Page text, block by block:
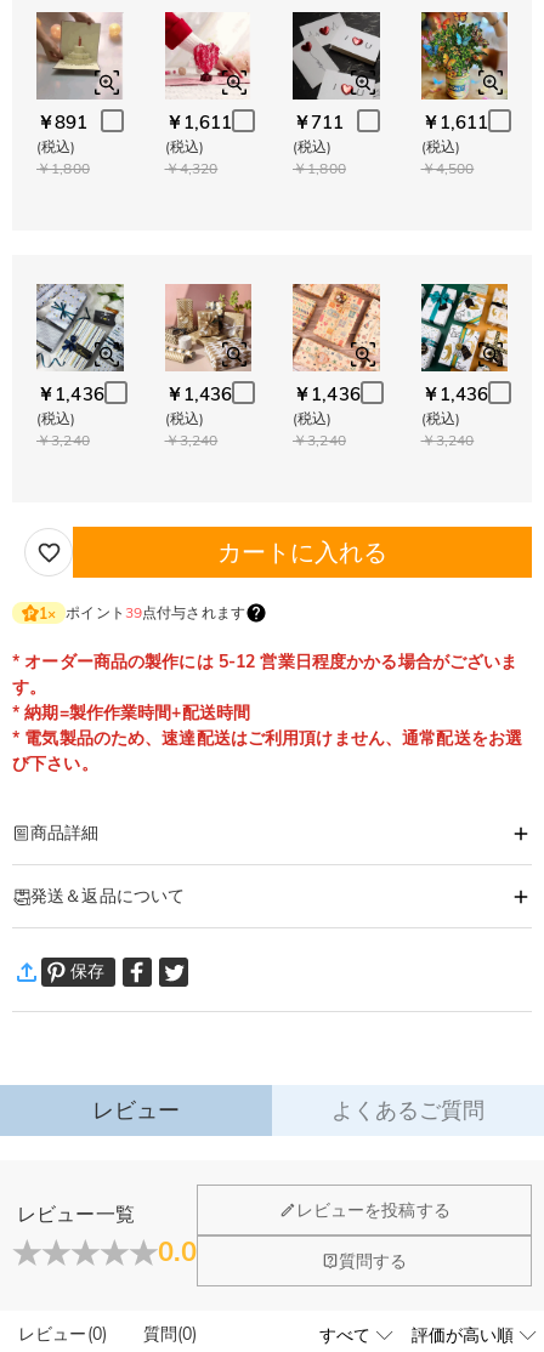
￥891
(税込)
￥1,800
￥1,611
(税込)
￥4,320
￥711
(税込)
￥1,800
￥1,611
(税込)
￥4,500
￥1,436
(税込)
￥3,240
￥1,436
(税込)
￥3,240
￥1,436
(税込)
￥3,240
￥1,436
(税込)
￥3,240
カートに入れる
1× ポイント 39点付与されます
* オーダー商品の製作には 5-12 営業日程度かかる場合がございま
す。
* 納期=製作作業時間+配送時間
* 電気製品のため、速達配送はご利用頂けません、通常配送をお選
び下さい。
商品詳細
好きなお写真やメッセージ入りで、「世界で１つだけ」のナイトライトになり
ます。
お部屋を飾るインテリア雑貨にもオーダーメイドでき、あなたが大切に想うお
相手への贈りものにぴったり。
商品仕様
発送＆返品について
万一、ご注文商品にご満足いただけない場合は、商品が到着後60日
保存
レビュー よくあるご質問
レビュー一覧
0.0
レビューを投稿する
質問する
レビュー(0) 質問(0)
ホーム＆雑貨
大量注文の制作は承っておりますか？
はい、対応可能です。ご希望の数量、デザイン、文字内容、ご
いたします。お気軽にお問い合わせください。
ードする画像に要求や制限等はありますか？